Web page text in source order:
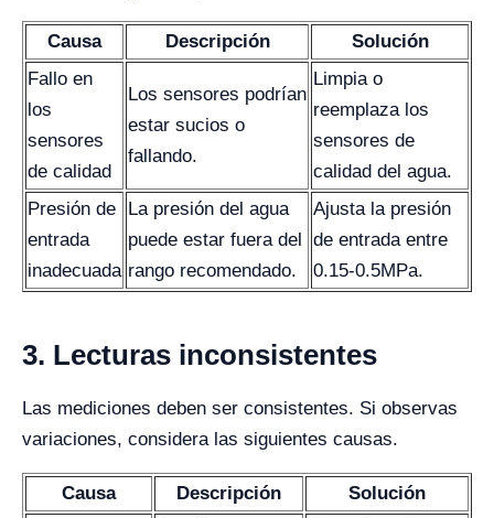
Causa Descripción
Solución
Fallo en
los
sensores
de calidad
Los sensores podrían
estar sucios o
fallando.
Limpia o
reemplaza los
sensores de
calidad del agua.
Presión de
entrada
inadecuada
La presión del agua
puede estar fuera del
rango recomendado.
Ajusta la presión
de entrada entre
0.15-0.5MPa.
3. Lecturas inconsistentes
Las mediciones deben ser consistentes. Si observas
variaciones, considera las siguientes causas.
Causa Descripción Solución